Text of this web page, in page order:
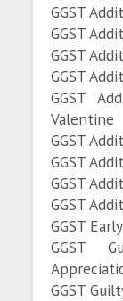
GGST
GGST
GGST
GGST
GGST
Valentine
GGST
GGST
GGST
GGST
GGST
GGST
GGST